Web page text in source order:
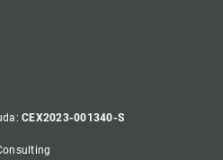
CEX2023-001340-S